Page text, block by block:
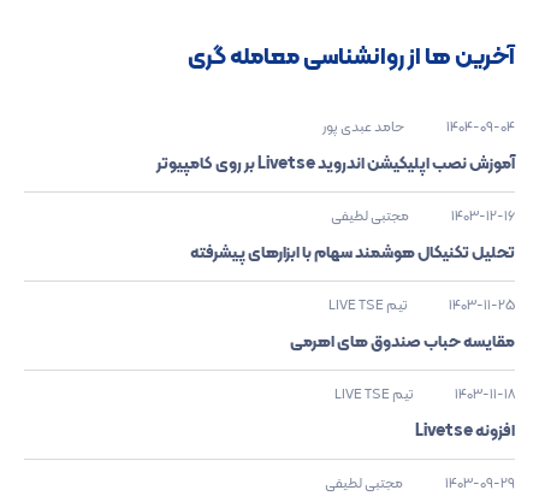
آخرین ها از روانشناسی معامله گری
1404-09-04 حامد عبدی پور
آموزش نصب اپلیکیشن اندروید Livetse بر روی کامپیوتر
1403-12-16 مجتبی لطیفی
تحلیل تکنیکال هوشمند سهام با ابزارهای پیشرفته
1403-11-25 تیم LIVE TSE
مقایسه حباب صندوق های اهرمی
1403-11-18 تیم LIVE TSE
افزونه Livetse
1403-09-29 مجتبی لطیفی